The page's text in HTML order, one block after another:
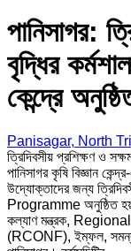
পানিসাগর:
বৃদ্ধির
কেন্দ্রে
Panisagar, North
ত্রিদিবসীয় প্রশিক্ষণ ও
পানিসাগর কৃষি বিজ্ঞান
উদ্যোক্তাদের জন্য
Programme অনুষ্ঠিত
কল্যাণ মন্ত্রক,
(RCONF), ইম্ফল,